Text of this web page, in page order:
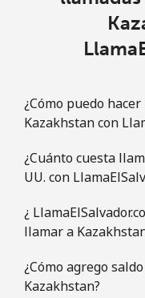
¿Cómo puedo
Kazakhstan con
¿Cuánto cuesta
UU. con
¿
llamar a
¿Cómo agrego
Kazakhstan?